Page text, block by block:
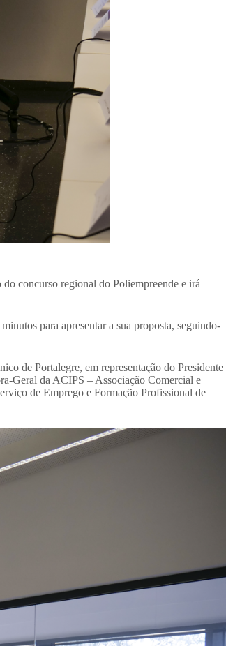
do concurso regional do Poliempreende e irá
para apresentar a sua proposta, seguindo-
de Portalegre, em representação do Presidente
Geral da ACIPS – Associação Comercial e
de Emprego e Formação Profissional de